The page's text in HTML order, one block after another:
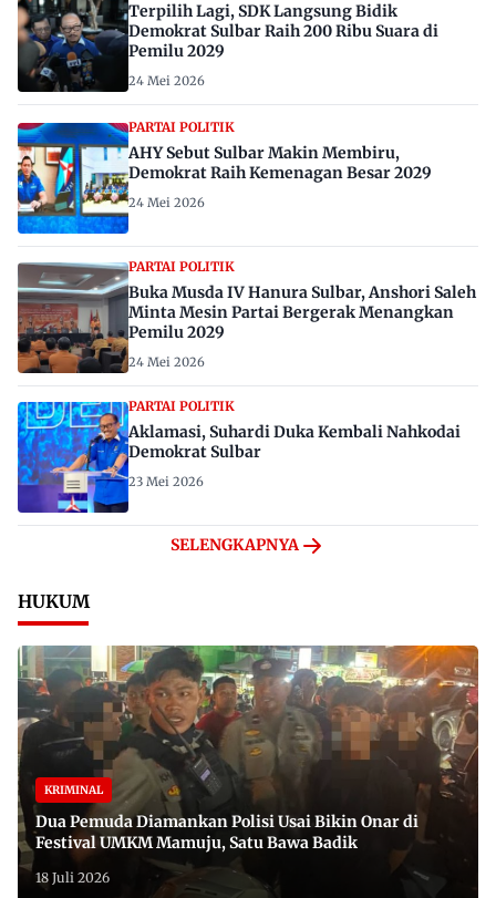
Terpilih Lagi, SDK Langsung Bidik
Demokrat Sulbar Raih 200 Ribu Suara di
Pemilu 2029
24 Mei 2026
PARTAI POLITIK
AHY Sebut Sulbar Makin Membiru,
Demokrat Raih Kemenagan Besar 2029
24 Mei 2026
PARTAI POLITIK
Buka Musda IV Hanura Sulbar, Anshori Saleh
Minta Mesin Partai Bergerak Menangkan
Pemilu 2029
24 Mei 2026
PARTAI POLITIK
Aklamasi, Suhardi Duka Kembali Nahkodai
Demokrat Sulbar
23 Mei 2026
SELENGKAPNYA
HUKUM
KRIMINAL
Dua Pemuda Diamankan Polisi Usai Bikin Onar di
Festival UMKM Mamuju, Satu Bawa Badik
18 Juli 2026